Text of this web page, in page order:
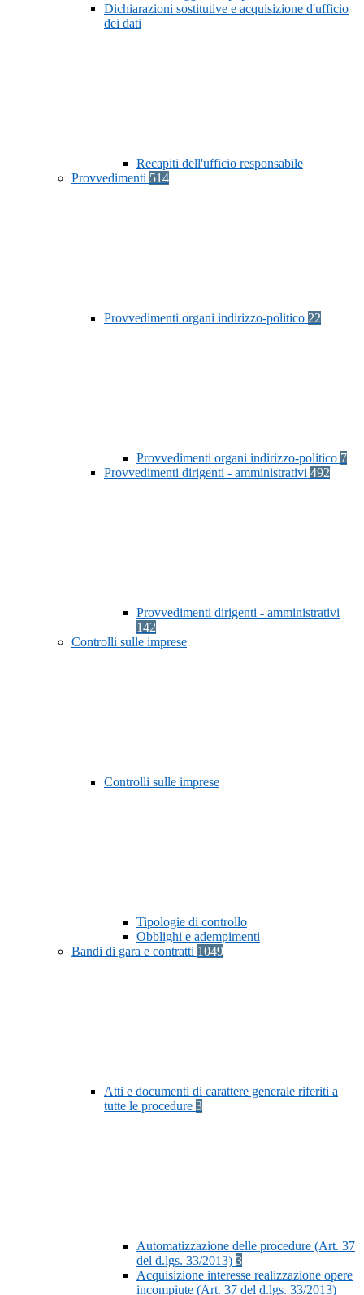
Dichiarazioni sostitutive e acquisizione d'ufficio
dei dati
Recapiti dell'ufficio responsabile
Provvedimenti 514
Provvedimenti organi indirizzo-politico 22
Provvedimenti organi indirizzo-politico 7
Provvedimenti dirigenti - amministrativi 492
Provvedimenti dirigenti - amministrativi
142
Controlli sulle imprese
Controlli sulle imprese
Tipologie di controllo
Obblighi e adempimenti
Bandi di gara e contratti 1049
Atti e documenti di carattere generale riferiti a
tutte le procedure 3
Automatizzazione delle procedure (Art. 37
del d.lgs. 33/2013) 3
Acquisizione interesse realizzazione opere
incompiute (Art. 37 del d.lgs. 33/2013)